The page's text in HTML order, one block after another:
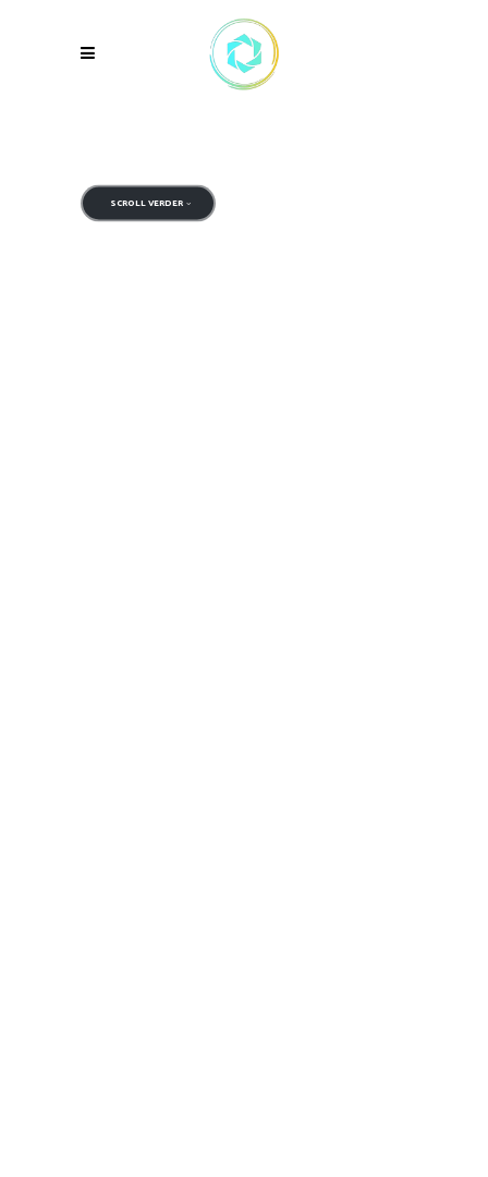
Besparen.
Duurzaam.
SCROLL VERDER